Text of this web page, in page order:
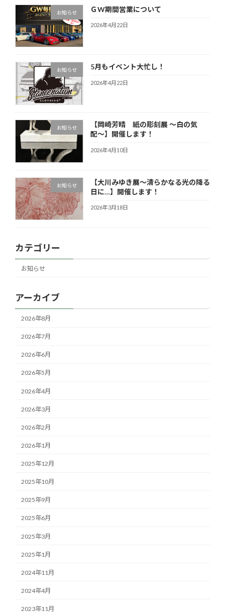
お知らせ ＧW期間営業について
2026年4月22日
お知らせ 5月もイベント大忙し！
2026年4月22日
お知らせ
【岡崎芳晴 紙の彫刻展 〜白の気
配〜】開催します！
2026年4月10日
お知らせ
【大川みゆき展～清らかなる光の降る
日に…】開催します！
2026年3月18日
カテゴリー
お知らせ
アーカイブ
2026年8月
2026年7月
2026年6月
2026年5月
2026年4月
2026年3月
2026年2月
2026年1月
2025年12月
2025年10月
2025年9月
2025年6月
2025年3月
2025年1月
2024年11月
2024年4月
2023年11月